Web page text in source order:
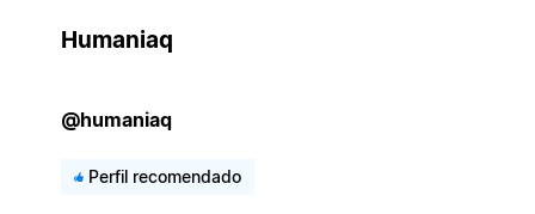
Humaniaq
@humaniaq
Perfil recomendado